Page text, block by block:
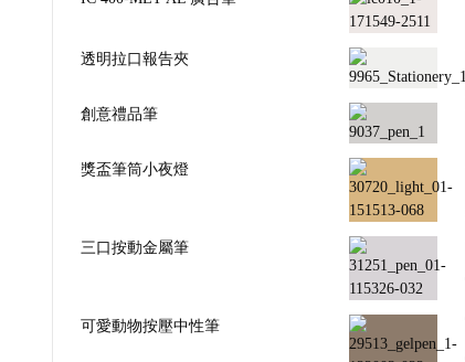
透明拉口報告夾
創意禮品筆
獎盃筆筒小夜燈
三口按動金屬筆
可愛動物按壓中性筆